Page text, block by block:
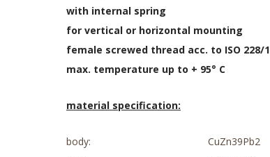
with internal spring
for vertical or horizontal mounting
female screwed thread acc. to ISO 228/1
max. temperature up to + 95° C
material specification:
body: CuZn39Pb2